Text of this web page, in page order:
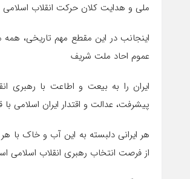
ملی و هدایت کلان حرکت انقلاب اسلامی
اینجانب در این مقطع مهم تاریخی، همه
عموم احاد ملت شریف
ایران را به بیعت و اطاعت با رهبری
پیشرفت، عدالت و اقتدار ایران اسلامی با
هر ایرانی دلبسته به این آب و خاک با
از فرصت انتخاب رهبری انقلاب اسلامی